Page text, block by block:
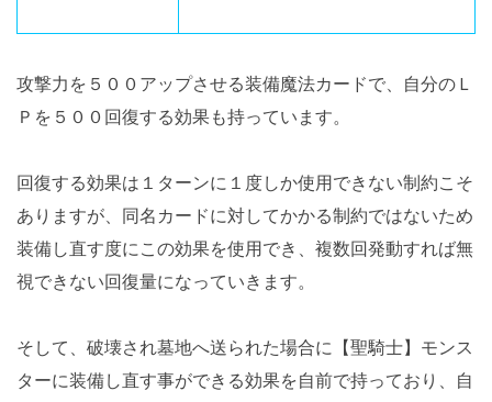
攻撃力を５００アップさせる装備魔法カードで、自分のＬ
Ｐを５００回復する効果も持っています。
回復する効果は１ターンに１度しか使用できない制約こそ
ありますが、同名カードに対してかかる制約ではないため
装備し直す度にこの効果を使用でき、複数回発動すれば無
視できない回復量になっていきます。
そして、破壊され墓地へ送られた場合に【聖騎士】モンス
ターに装備し直す事ができる効果を自前で持っており、自